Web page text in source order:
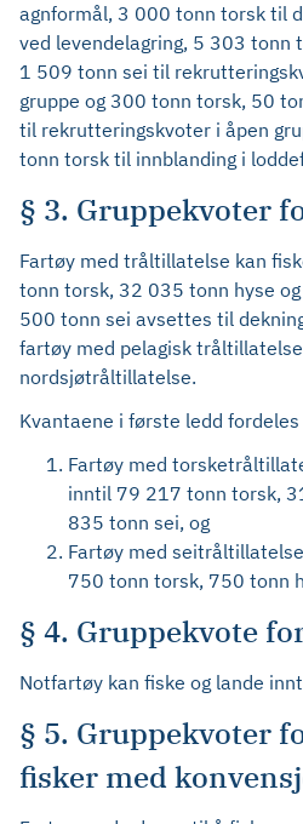
agnformål, 3 000 tonn torsk til
ved levendelagring, 5 303 tonn
1 509 tonn sei til
gruppe og 300 tonn torsk, 50
til rekrutteringskvoter i åpen
tonn torsk til innblanding i
§ 3. Gruppekvoter
Fartøy med tråltillatelse kan
tonn torsk, 32 035 tonn hyse
500 tonn sei avsettes til
fartøy med pelagisk
nordsjøtråltillatelse.
Kvantaene i første ledd
Fartøy med
inntil 79 217 tonn torsk,
835 tonn sei, og
Fartøy med
750 tonn torsk, 750 tonn
§ 4. Gruppekvote
Notfartøy kan fiske og lande
§ 5. Gruppekvoter
fisker med